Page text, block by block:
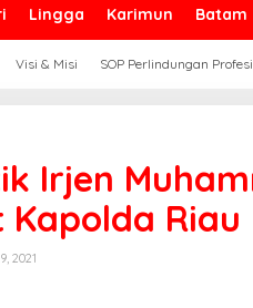
Lingga Karimun Batam
Visi & Misi SOP Perlindungan
Irjen
Kapolda Riau
2021